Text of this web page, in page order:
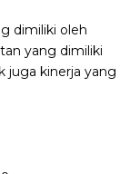
dimiliki oleh
yang dimiliki
juga kinerja yang